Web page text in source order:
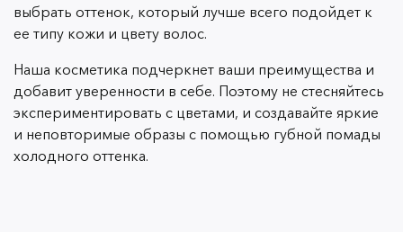
выбрать оттенок, который лучше всего подойдет к
ее типу кожи и цвету волос.
Наша косметика подчеркнет ваши преимущества и
добавит уверенности в себе. Поэтому не стесняйтесь
экспериментировать с цветами, и создавайте яркие
и неповторимые образы с помощью губной помады
холодного оттенка.